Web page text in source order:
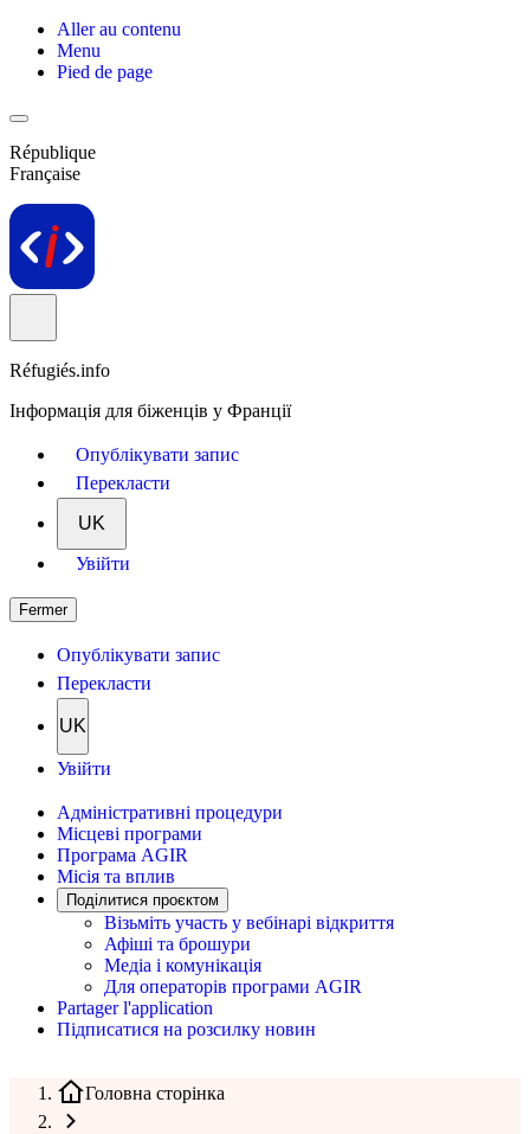
Aller au contenu
Menu
Pied de page
République
Française
Réfugiés.info
Інформація для біженців у Франції
Опублікувати запис
Перекласти
UK
Увійти
Fermer
Опублікувати запис
Перекласти
UK
Увійти
Адміністративні процедури
Місцеві програми
Програма AGIR
Місія та вплив
Поділитися проєктом
Візьміть участь у вебінарі відкриття
Афіші та брошури
Медіа і комунікація
Для операторів програми AGIR
Partager l'application
Підписатися на розсилку новин
Головна сторінка